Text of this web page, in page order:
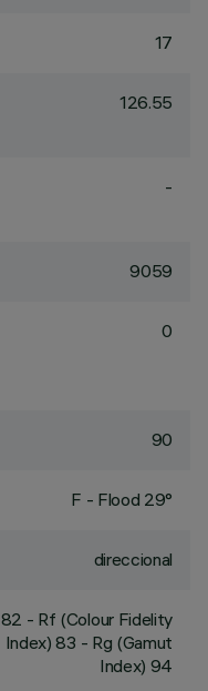
17
126.55
-
9059
0
90
F - Flood 29°
direccional
82 - Rf (Colour Fidelity
Index) 83 - Rg (Gamut
Index) 94